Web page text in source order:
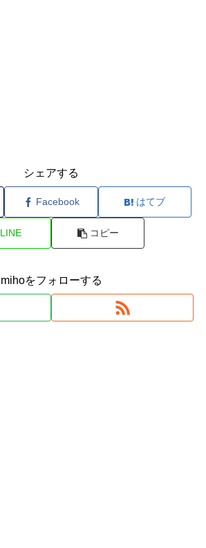
シェアする
Facebook はてブ
LINE コピー
mihoをフォローする